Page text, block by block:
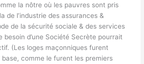
la nôtre où les pauvres sont pris
de l’industrie des assurances &
de la sécurité sociale & des services
besoin d’une Société Secrète pourrait
(Les loges maçonniques furent
comme le furent les premiers